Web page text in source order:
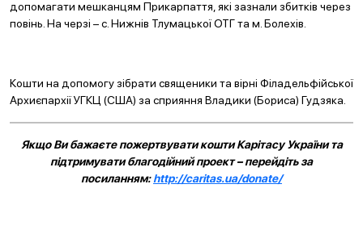
допомагати мешканцям Прикарпаття, які зазнали збитків через
повінь. На черзі – с. Нижнів Тлумацької ОТГ та м. Болехів.
Кошти на допомогу зібрати священики та вірні Філадельфійської
Архиєпархії УГКЦ (США) за сприяння Владики (Бориса) Гудзяка.
Якщо Ви бажаєте пожертвувати кошти Карітасу України та
підтримувати благодійний проект – перейдіть за
посиланням:http://caritas.ua/donate/